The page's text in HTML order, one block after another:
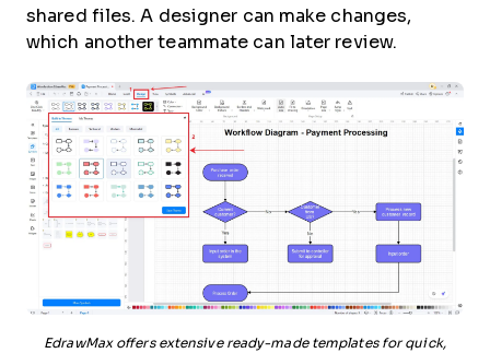
shared files. A designer can make changes,
which another teammate can later review.
EdrawMax offers extensive ready-made templates for quick,